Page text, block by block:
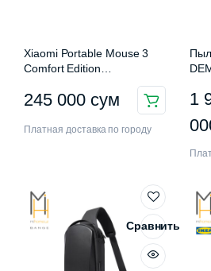
Xiaomi Portable Mouse 3
Comfort Edition
245 000 сум
Платная доставка по городу
1
Сравнить